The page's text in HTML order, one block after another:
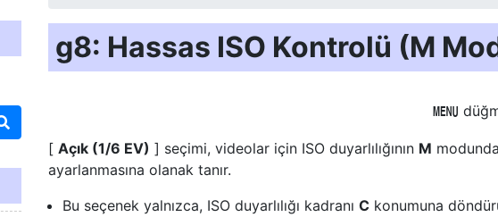
g8: Hassas ISO Kontrolü (M
G
[ Açık (1/6 EV) ] seçimi, videolar için ISO duyarlılığının M modunda
ayarlanmasına olanak tanır.
Bu seçenek yalnızca, ISO duyarlılığı kadranı C konumuna